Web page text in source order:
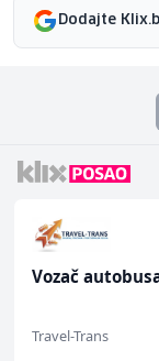
Dodajte
Vozač
Travel-Trans